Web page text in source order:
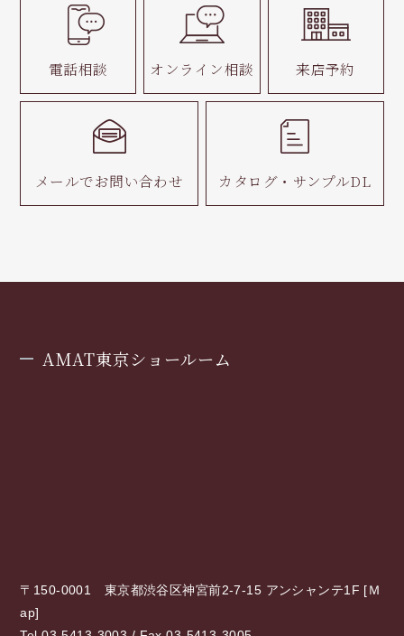
電話相談 オンライン相談 来店予約
メールでお問い合わせ カタログ・ サンプルDL
AMAT東京ショールーム
〒150-0001 東京都渋谷区神宮前2-7-15 アンシャンテ1F [Ｍ
ap]